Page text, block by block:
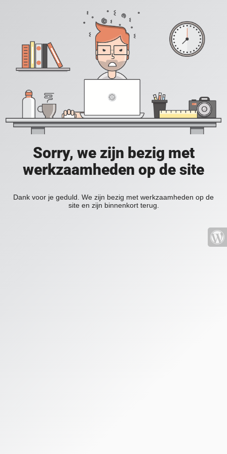
Sorry, we zijn bezig met
werkzaamheden op de site
Dank voor je geduld. We zijn bezig met werkzaamheden op de
site en zijn binnenkort terug.